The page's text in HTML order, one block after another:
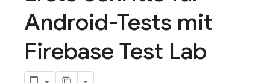
Android-Tests mit
Firebase Test Lab